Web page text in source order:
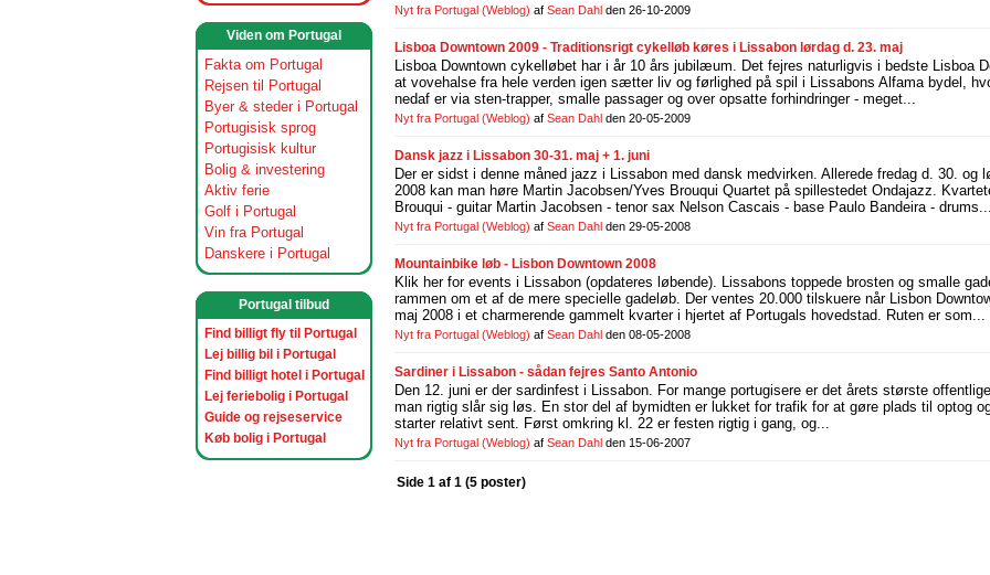
Viden om Portugal
Fakta om Portugal
Rejsen til Portugal
Byer & steder i Portugal
Portugisisk sprog
Portugisisk kultur
Bolig & investering
Aktiv ferie
Golf i Portugal
Vin fra Portugal
Danskere i Portugal
Portugal tilbud
Find billigt fly til Portugal
Lej billig bil i Portugal
Find billigt hotel i Portugal
Lej feriebolig i Portugal
Guide og rejseservice
Køb bolig i Portugal
Nyt fra Portugal (Weblog) af Sean Dahl den 26-10-2009
Lisboa Downtown 2009 - Traditionsrigt cykelløb køres i Lissabon lørdag d. 23. maj
Lisboa Downtown cykelløbet har i år 10 års jubilæum. Det fejres naturligvis i bedste Lisboa
at vovehalse fra hele verden igen sætter liv og førlighed på spil i Lissabons Alfama bydel,
nedaf er via sten-trapper, smalle passager og over opsatte forhindringer - meget...
Nyt fra Portugal (Weblog) af Sean Dahl den 20-05-2009
Dansk jazz i Lissabon 30-31. maj + 1. juni
Der er sidst i denne måned jazz i Lissabon med dansk medvirken. Allerede fredag d. 30. og
2008 kan man høre Martin Jacobsen/Yves Brouqui Quartet på spillestedet Ondajazz.
Brouqui - guitar Martin Jacobsen - tenor sax Nelson Cascais - base Paulo Bandeira -
Nyt fra Portugal (Weblog) af Sean Dahl den 29-05-2008
Mountainbike løb - Lisbon Downtown 2008
Klik her for events i Lissabon (opdateres løbende). Lissabons toppede brosten og smalle
rammen om et af de mere specielle gadeløb. Der ventes 20.000 tilskuere når Lisbon
maj 2008 i et charmerende gammelt kvarter i hjertet af Portugals hovedstad. Ruten er som...
Nyt fra Portugal (Weblog) af Sean Dahl den 08-05-2008
Sardiner i Lissabon - sådan fejres Santo Antonio
Den 12. juni er der sardinfest i Lissabon. For mange portugisere er det årets største
man rigtig slår sig løs. En stor del af bymidten er lukket for trafik for at gøre plads til optog
starter relativt sent. Først omkring kl. 22 er festen rigtig i gang, og...
Nyt fra Portugal (Weblog) af Sean Dahl den 15-06-2007
Side 1 af 1 (5 poster)